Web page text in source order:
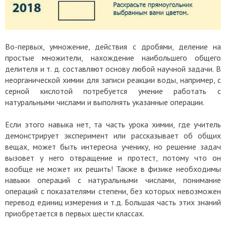
Во-первых, умножение, действия с дробями, деление на
простые множители, нахождение наибольшего общего
делителя и т. д. составляют основу любой научной задачи. В
неорганической химии для записи реакции воды, например, с
серной кислотой потребуется умение работать с
натуральными числами и выполнять указанные операции.
Если этого навыка нет, та часть урока химии, где учитель
демонстрирует эксперимент или рассказывает об общих
вещах, может быть интересна ученику, но решение задач
вызовет у него отвращение и протест, потому что он
вообще не может их решить! Также в физике необходимы
навыки операций с натуральными числами, понимание
операций с показателями степени, без которых невозможен
перевод единиц измерения и т.д. Большая часть этих знаний
приобретается в первых шести классах.